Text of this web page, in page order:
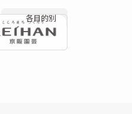
各目的別